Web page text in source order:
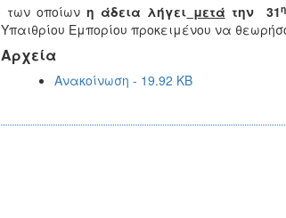
των οποίωνη άδεια λήγει μετά την 31η
Υπαιθρίου Εμπορίου προκειμένου να
Αρχεία
Ανακοίνωση - 19.92 KB